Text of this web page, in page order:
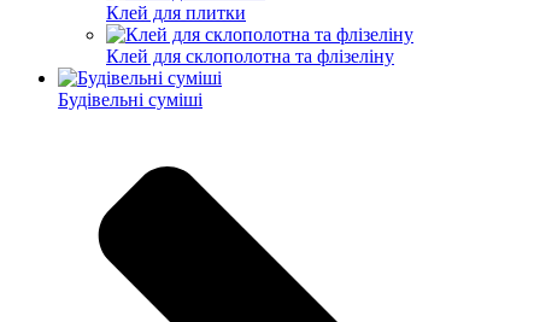
Клей для плитки
Клей для склополотна та флізеліну
Будівельні суміші